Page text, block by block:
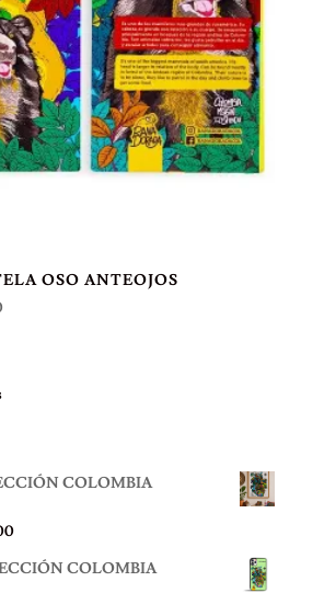
OSO ANTEOJOS
El
COLOMBIA
Rango
precios: COLOMBIA